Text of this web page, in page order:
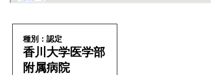
種別：認定
香川大学医学部
附属病院